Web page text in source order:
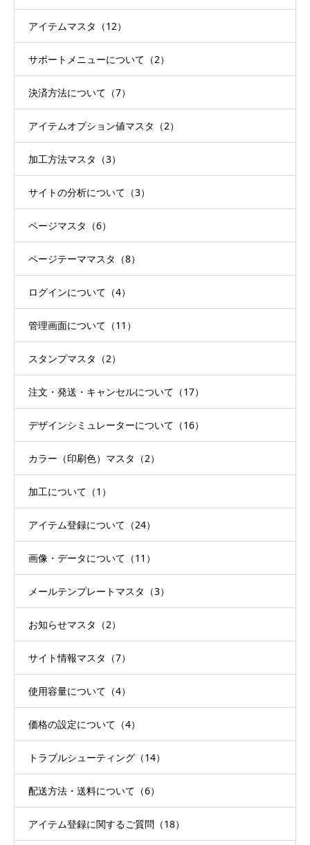
アイテムマスタ（12）
サポートメニューについて（2）
決済方法について（7）
アイテムオプション値マスタ（2）
加工方法マスタ（3）
サイトの分析について（3）
ページマスタ（6）
ページテーママスタ（8）
ログインについて（4）
管理画面について（11）
スタンプマスタ（2）
注文・発送・キャンセルについて（17）
デザインシミュレーターについて（16）
カラー（印刷色）マスタ（2）
加工について（1）
アイテム登録について（24）
画像・データについて（11）
メールテンプレートマスタ（3）
お知らせマスタ（2）
サイト情報マスタ（7）
使用容量について（4）
価格の設定について（4）
トラブルシューティング（14）
配送方法・送料について（6）
アイテム登録に関するご質問（18）